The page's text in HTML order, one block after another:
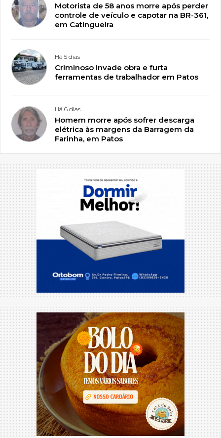
Motorista de 58 anos morre após perder
controle de veículo e capotar na BR-361,
em Catingueira
Há 5 dias
Criminoso invade obra e furta
ferramentas de trabalhador em Patos
Há 6 dias
Homem morre após sofrer descarga
elétrica às margens da Barragem da
Farinha, em Patos